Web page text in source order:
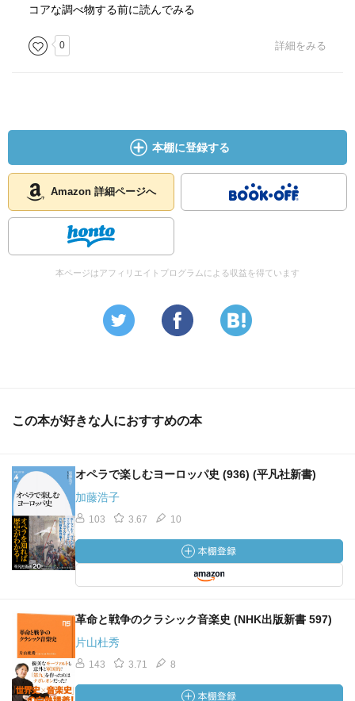
コアな調べ物する前に読んでみる
0 詳細をみる
本棚に登録する
Amazon 詳細ページへ
本ページはアフィリエイトプログラムによる収益を得ています
この本が好きな人におすすめの本
オペラで楽しむヨーロッパ史 (936) (平凡社新書)
加藤浩子
103 3.67 10
革命と戦争のクラシック音楽史 (NHK出版新書 597)
片山杜秀
143 3.71 8